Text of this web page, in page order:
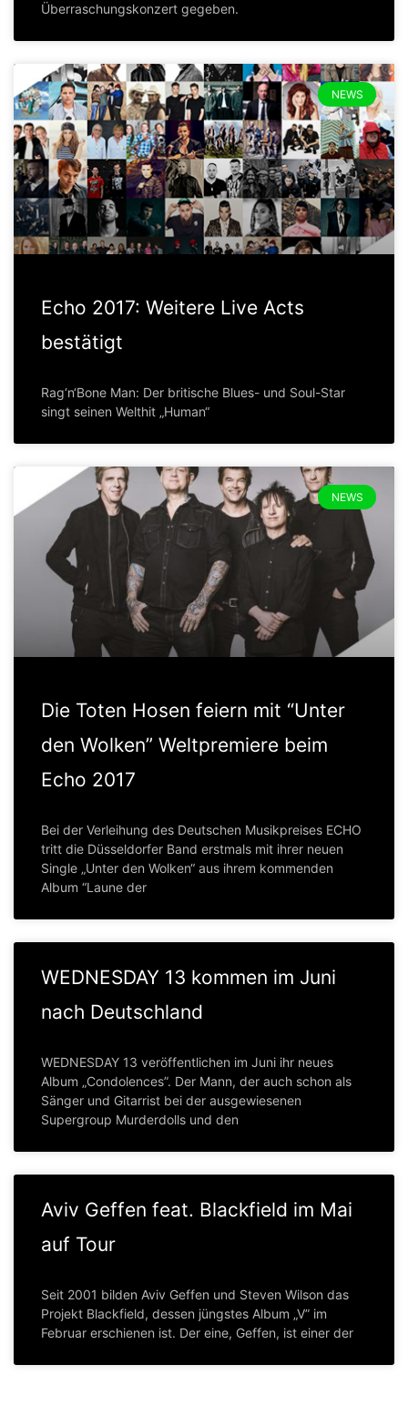
Überraschungskonzert gegeben.
NEWS
Echo 2017: Weitere Live Acts
bestätigt
Rag‘n‘Bone Man: Der britische Blues- und Soul-Star
singt seinen Welthit „Human“
NEWS
Die Toten Hosen feiern mit “Unter
den Wolken” Weltpremiere beim
Echo 2017
Bei der Verleihung des Deutschen Musikpreises ECHO
tritt die Düsseldorfer Band erstmals mit ihrer neuen
Single „Unter den Wolken“ aus ihrem kommenden
Album “Laune der
WEDNESDAY 13 kommen im Juni
nach Deutschland
WEDNESDAY 13 veröffentlichen im Juni ihr neues
Album „Condolences”. Der Mann, der auch schon als
Sänger und Gitarrist bei der ausgewiesenen
Supergroup Murderdolls und den
Aviv Geffen feat. Blackfield im Mai
auf Tour
Seit 2001 bilden Aviv Geffen und Steven Wilson das
Projekt Blackfield, dessen jüngstes Album „V” im
Februar erschienen ist. Der eine, Geffen, ist einer der